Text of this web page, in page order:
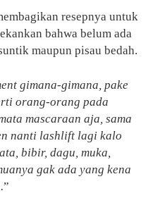
resepnya untuk
bahwa belum ada
maupun pisau bedah.
gimana-gimana, pake
orang-orang pada
mascaraan aja, sama
nanti lashlift lagi kalo
bibir, dagu, muka,
gak ada yang kena
”